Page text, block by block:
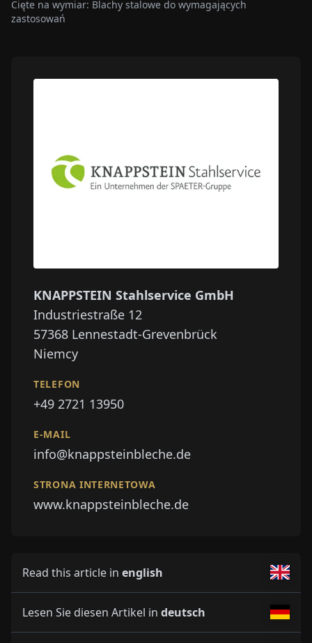
Cięte na wymiar: Blachy stalowe do wymagających
zastosowań
KNAPPSTEIN Stahlservice GmbH
Industriestraße 12
57368 Lennestadt-Grevenbrück
Niemcy
TELEFON
+49 2721 13950
E-MAIL
info@knappsteinbleche.de
STRONA INTERNETOWA
www.knappsteinbleche.de
Read this article in english
Lesen Sie diesen Artikel in deutsch